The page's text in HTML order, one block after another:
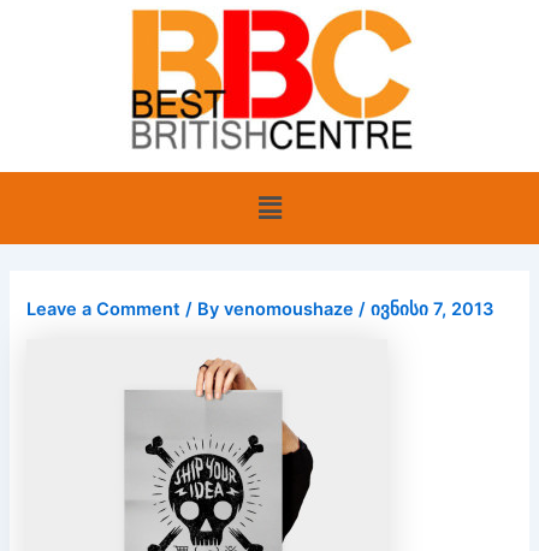
Menu
Leave a Comment / Byvenomoushaze/ივნისი 7, 2013